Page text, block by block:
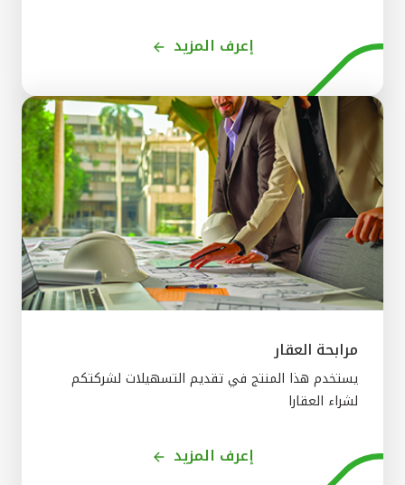
إعرف المزيد
مرابحة العقار
يستخدم هذا المنتج في تقديم التسهيلات لشركتكم
لشراء العقارا
إعرف المزيد